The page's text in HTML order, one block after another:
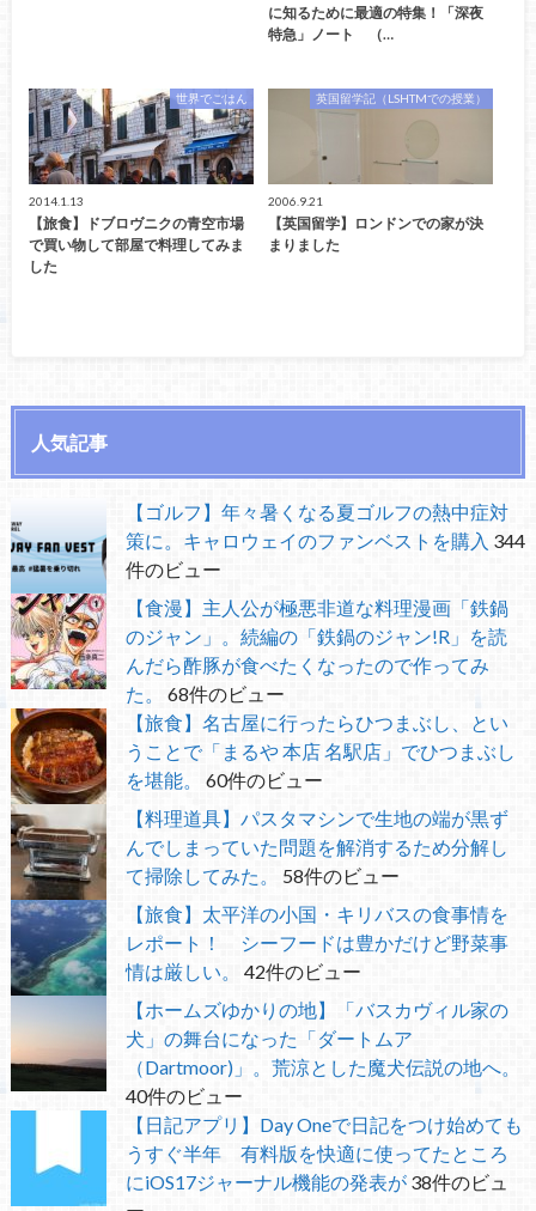
に知るために最適の特集！「深夜
特急」ノート （…
世界でごはん
2014.1.13
【旅食】ドブロヴニクの青空市場
で買い物して部屋で料理してみま
した
英国留学記（LSHTMでの授業）
2006.9.21
【英国留学】ロンドンでの家が決
まりました
人気記事
【ゴルフ】年々暑くなる夏ゴルフの熱中症対
策に。キャロウェイのファンベストを購入 344
件のビュー
【食漫】主人公が極悪非道な料理漫画「鉄鍋
のジャン」。続編の「鉄鍋のジャン!R」を読
んだら酢豚が食べたくなったので作ってみ
た。
68件のビュー
【旅食】名古屋に行ったらひつまぶし、とい
うことで「まるや 本店 名駅店」でひつまぶし
を堪能。
60件のビュー
【料理道具】パスタマシンで生地の端が黒ず
んでしまっていた問題を解消するため分解し
て掃除してみた。
58件のビュー
【旅食】太平洋の小国・キリバスの食事情を
レポート！ シーフードは豊かだけど野菜事
情は厳しい。
42件のビュー
【ホームズゆかりの地】「バスカヴィル家の
犬」の舞台になった「ダートムア
（Dartmoor)」。荒涼とした魔犬伝説の地へ。
40件のビュー
【日記アプリ】Day Oneで日記をつけ始めても
うすぐ半年 有料版を快適に使ってたところ
にiOS17ジャーナル機能の発表が 38件のビュ